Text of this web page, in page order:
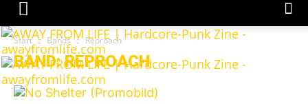
Start Bands Reproach
BAND: REPROACH